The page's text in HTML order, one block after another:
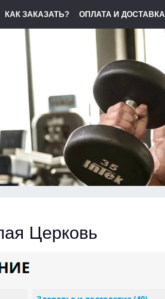
КАК ЗАКАЗАТЬ? ОПЛАТА И ДОСТАВКА
Церковь